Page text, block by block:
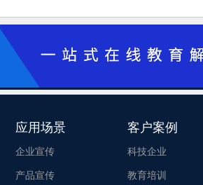
应用场景
企业宣传
产品宣传
客户案例
科技企业
教育培训